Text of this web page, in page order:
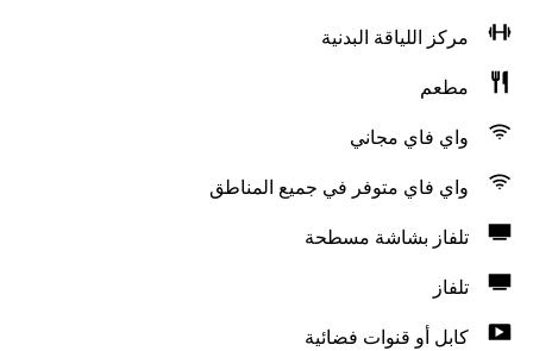
مركز اللياقة البدنية
مطعم
واي فاي مجاني
واي فاي متوفر في جميع المناطق
تلفاز بشاشة مسطحة
تلفاز
كابل أو قنوات فضائية